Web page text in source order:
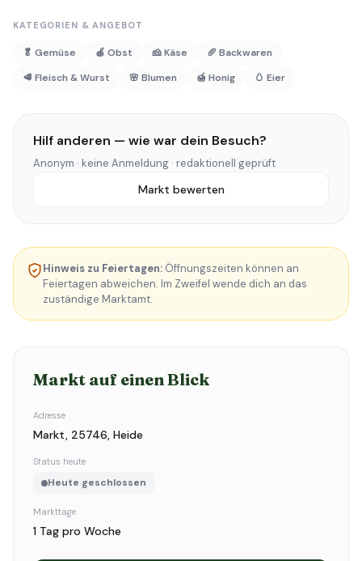
KATEGORIEN & ANGEBOT
🥬 Gemüse 🍎 Obst 🧀 Käse
🥖 Backwaren
🥩 Fleisch & Wurst
🌸 Blumen 🍯 Honig 🥚 Eier
Hilf anderen — wie war dein Besuch?
Anonym · keine Anmeldung · redaktionell geprüft
Markt bewerten
Hinweis zu Feiertagen: Öffnungszeiten können an
Feiertagen abweichen. Im Zweifel wende dich an das
zuständige Marktamt.
Markt auf einen Blick
Adresse
Markt, 25746, Heide
Status heute
Heute geschlossen
Markttage
1 Tag pro Woche